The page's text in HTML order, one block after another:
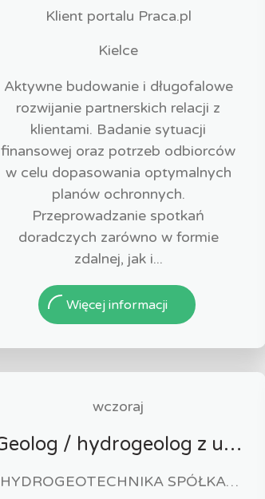
Klient portalu Praca.pl
Kielce
Aktywne budowanie i długofalowe
rozwijanie partnerskich relacji z
klientami. Badanie sytuacji
finansowej oraz potrzeb odbiorców
w celu dopasowania optymalnych
planów ochronnych.
Przeprowadzanie spotkań
doradczych zarówno w formie
zdalnej, jak i...
Więcej informacji
wczoraj
Geolog / hydrogeolog z uprawnieniami (k/m)
"HYDROGEOTECHNIKA SPÓŁKA Z OGRANICZONĄ ODPOWIEDZIALNOŚCIĄ".